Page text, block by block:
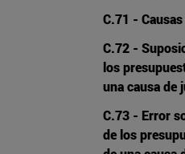
C.71 -
C.72 -
los
una causa de
C.73 - Error
de los